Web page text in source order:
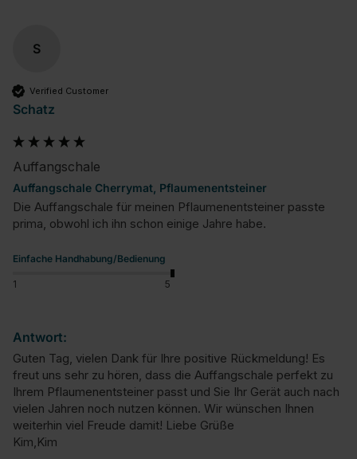
S
Verified Customer
Schatz
Auffangschale
Auffangschale Cherrymat, Pflaumenentsteiner
Die Auffangschale für meinen Pflaumenentsteiner passte
prima, obwohl ich ihn schon einige Jahre habe.
Einfache Handhabung/Bedienung
1 5
Antwort:
Guten Tag, vielen Dank für Ihre positive Rückmeldung! Es
freut uns sehr zu hören, dass die Auffangschale perfekt zu
Ihrem Pflaumenentsteiner passt und Sie Ihr Gerät auch nach
vielen Jahren noch nutzen können. Wir wünschen Ihnen
weiterhin viel Freude damit! Liebe Grüße
Kim,Kim